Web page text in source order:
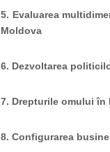
5. Evaluarea
Moldova
6. Dezvoltarea
7. Drepturile omului
8. Configurarea